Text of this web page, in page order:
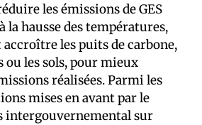
les émissions de GES
hausse des températures,
accroître les puits de carbone,
ou les sols, pour mieux
réalisées. Parmi les
mises en avant par le
intergouvernemental sur